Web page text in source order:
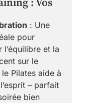
: Vos
: Une
pour
et la
sur le
Pilates aide à
– parfait
bien